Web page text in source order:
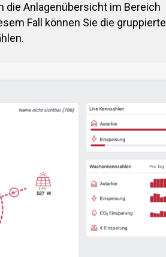
die Anlagenübersicht im Bereich
Fall können Sie die gruppierte